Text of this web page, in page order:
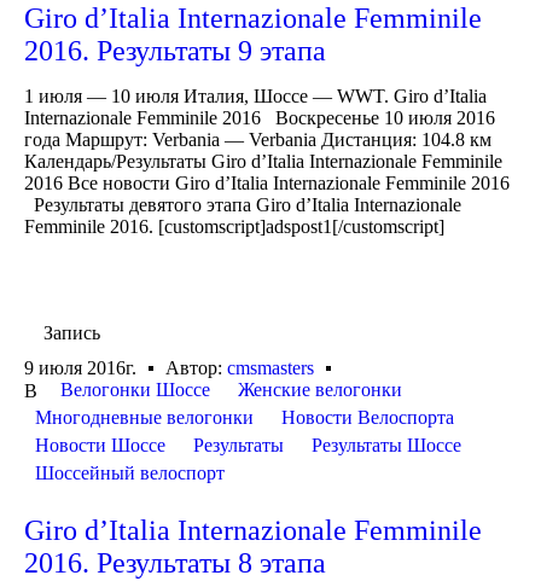
Giro d’Italia Internazionale Femminile
2016. Результаты 9 этапа
1 июля — 10 июля Италия, Шоссе — WWT. Giro d’Italia
Internazionale Femminile 2016 Воскресенье 10 июля 2016
года Маршрут: Verbania — Verbania Дистанция: 104.8 км
Календарь/Результаты Giro d’Italia Internazionale Femminile
2016 Все новости Giro d’Italia Internazionale Femminile 2016
Результаты девятого этапа Giro d’Italia Internazionale
Femminile 2016. [customscript]adspost1[/customscript]
Запись
9 июля 2016г.
Автор: cmsmasters
В
Велогонки Шоссе
Женские велогонки
Многодневные велогонки
Новости Велоспорта
Новости Шоссе
Результаты
Результаты Шоссе
Шоссейный велоспорт
Giro d’Italia Internazionale Femminile
2016. Результаты 8 этапа